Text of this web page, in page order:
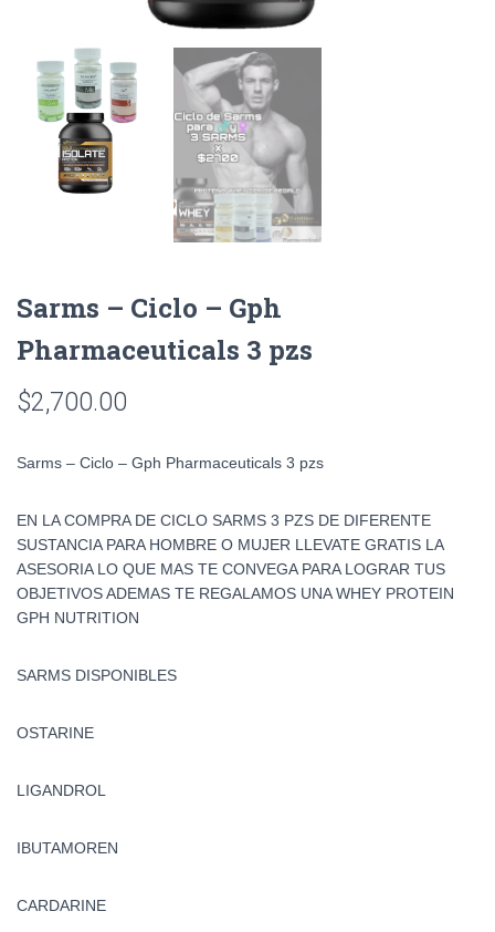
Sarms – Ciclo – Gph
Pharmaceuticals 3 pzs
$2,700.00
Sarms – Ciclo – Gph Pharmaceuticals 3 pzs
EN LA COMPRA DE CICLO SARMS 3 PZS DE DIFERENTE
SUSTANCIA PARA HOMBRE O MUJER LLEVATE GRATIS LA
ASESORIA LO QUE MAS TE CONVEGA PARA LOGRAR TUS
OBJETIVOS ADEMAS TE REGALAMOS UNA WHEY PROTEIN
GPH NUTRITION
SARMS DISPONIBLES
OSTARINE
LIGANDROL
IBUTAMOREN
CARDARINE